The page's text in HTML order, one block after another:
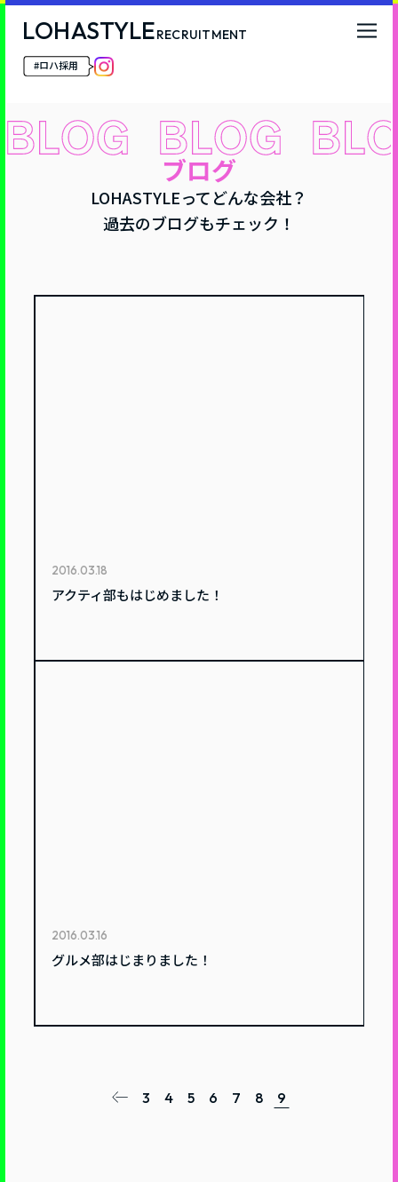
LOHASTYLERECRUITMENT
#ロハ採用
社員インタビュー
仕事内容 / キャリアパス
ブログ
LOHASTYLEってどんな会社？
過去のブログもチェック！
2016.03.18
アクティ部もはじめました！
2016.03.16
グルメ部はじまりました！
3 4 5 6 7 8 9